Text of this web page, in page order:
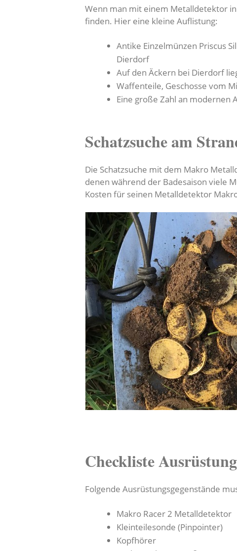
Wenn man mit einem Metalldetektor
finden. Hier eine kleine Auflistung:
Antike Einzelmünzen Priscus
Dierdorf
Auf den Äckern bei Dierdorf
Waffenteile, Geschosse vom
Eine große Zahl an modernen
Schatzsuche am
Die Schatzsuche mit dem Makro
denen während der Badesaison viele
Kosten für seinen Metalldetektor
Checkliste
Folgende Ausrüstungsgegenstände
Makro Racer 2 Metalldetektor
Kleinteilesonde (Pinpointer)
Kopfhörer